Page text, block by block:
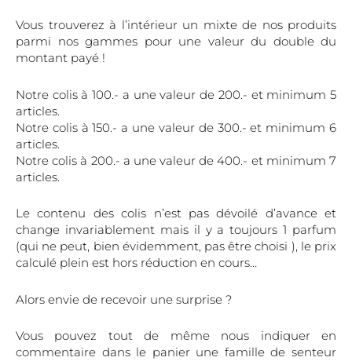
Vous trouverez à l’intérieur un mixte de nos produits
parmi nos gammes pour une valeur du double du
montant payé !
Notre colis à 100.- a une valeur de 200.- et minimum 5
articles.
Notre colis à 150.- a une valeur de 300.- et minimum 6
articles.
Notre colis à 200.- a une valeur de 400.- et minimum 7
articles.
Le contenu des colis n’est pas dévoilé d’avance et
change invariablement mais il y a toujours 1 parfum
(qui ne peut, bien évidemment, pas être choisi ), le prix
calculé plein est hors réduction en cours…
Alors envie de recevoir une surprise ?
Vous pouvez tout de même nous indiquer en
commentaire dans le panier une famille de senteur